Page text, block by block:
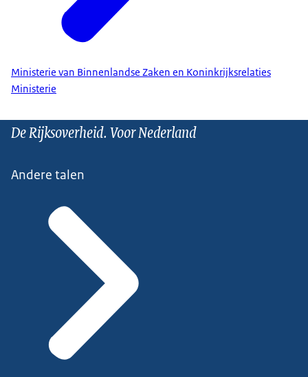
Ministerie van Binnenlandse Zaken en Koninkrijksrelaties
Ministerie
De Rijksoverheid. Voor Nederland
Andere talen